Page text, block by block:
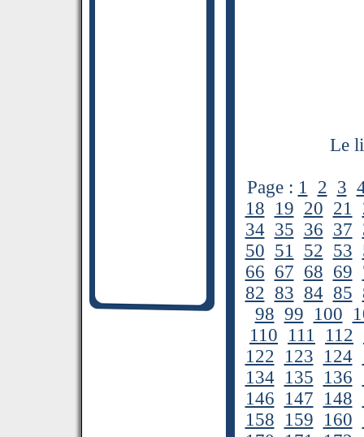
Le
Page : 1 2 3
18 19 20 21
34 35 36 37
50 51 52 53
66 67 68 69
82 83 84 85
98 99 100
110 111 112
122 123 124
134 135 136
146 147 148
158 159 160